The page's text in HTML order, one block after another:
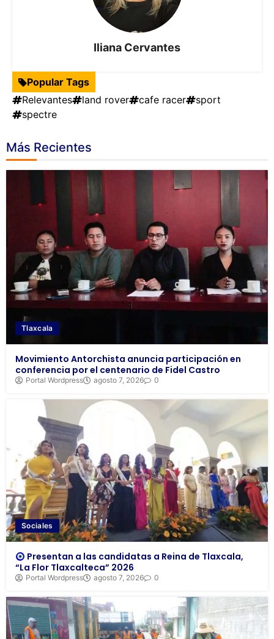
Iliana Cervantes
Popular Tags
Relevantes
land rover cafe racer
sport
spectre
Más Recientes
Tlaxcala
Movimiento Antorchista anuncia participación en
conferencia por el centenario de Fidel Castro
Portal Wordpress agosto 7, 2026 0
Sociales
Presentan a las candidatas a Reina de Tlaxcala,
“La Flor Tlaxcalteca” 2026
Portal Wordpress agosto 7, 2026 0